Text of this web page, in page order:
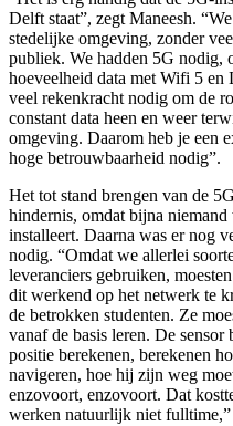
Delft staat”, zegt Maneesh.
stedelijke omgeving, zonder
publiek. We hadden 5G nodig,
hoeveelheid data met Wifi 5
veel rekenkracht nodig om de
constant data heen en weer
omgeving. Daarom heb je een
hoge betrouwbaarheid nodig”.
Het tot stand brengen van de
hindernis, omdat bijna
installeert. Daarna was er nog
nodig. “Omdat we allerlei
leveranciers gebruiken,
dit werkend op het netwerk te
de betrokken studenten. Ze
vanaf de basis leren. De sensor
positie berekenen, berekenen
navigeren, hoe hij zijn weg
enzovoort, enzovoort. Dat
werken natuurlijk niet fulltime,”